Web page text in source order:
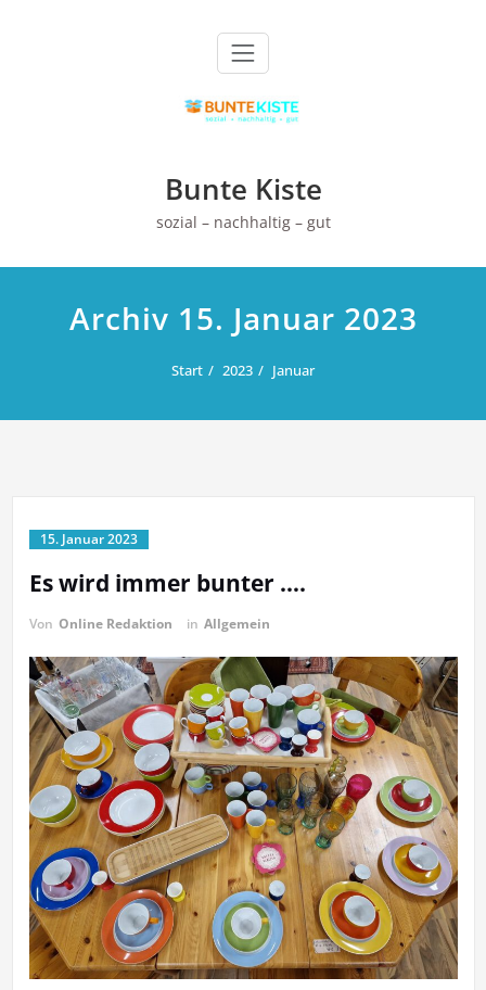
Bunte Kiste
sozial – nachhaltig – gut
Archiv 15. Januar 2023
Start 2023 Januar
15. Januar 2023
Es wird immer bunter ….
Von Online Redaktion in Allgemein